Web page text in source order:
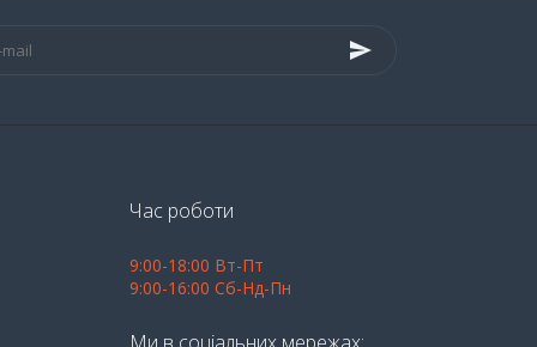
Час роботи
9:00-18:00 Вт-Пт
9:00-16:00 Сб-Нд-Пн
Ми в соціальних мережах: